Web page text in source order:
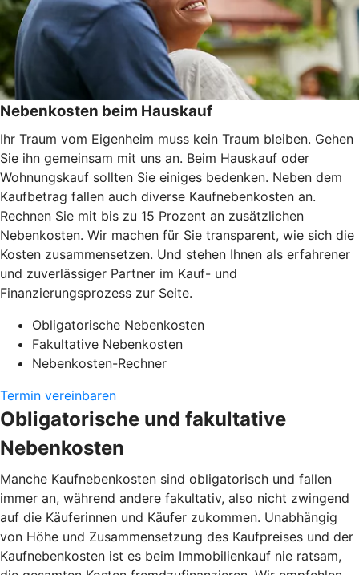
Nebenkosten beim Hauskauf
Ihr Traum vom Eigenheim muss kein Traum bleiben. Gehen
Sie ihn gemeinsam mit uns an. Beim Hauskauf oder
Wohnungskauf sollten Sie einiges bedenken. Neben dem
Kaufbetrag fallen auch diverse Kaufnebenkosten an.
Rechnen Sie mit bis zu 15 Prozent an zusätzlichen
Nebenkosten. Wir machen für Sie transparent, wie sich die
Kosten zusammensetzen. Und stehen Ihnen als erfahrener
und zuverlässiger Partner im Kauf- und
Finanzierungsprozess zur Seite.
Obligatorische Nebenkosten
Fakultative Nebenkosten
Nebenkosten-Rechner
Termin vereinbaren
Obligatorische und fakultative
Nebenkosten
Manche Kaufnebenkosten sind obligatorisch und fallen
immer an, während andere fakultativ, also nicht zwingend
auf die Käuferinnen und Käufer zukommen. Unabhängig
von Höhe und Zusammensetzung des Kaufpreises und der
Kaufnebenkosten ist es beim Immobilienkauf nie ratsam,